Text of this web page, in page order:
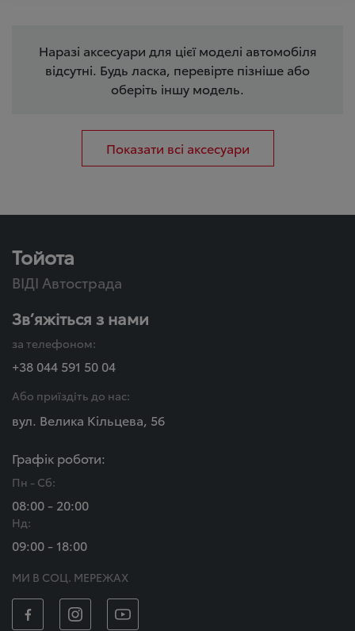
Наразі аксесуари для цієї моделі автомобіля
відсутні. Будь ласка, перевірте пізніше або
оберіть іншу модель.
Показати всі аксесуари
Тойота
ВІДІ Автострада
Зв’яжіться з нами
за телефоном:
+38 044 591 50 04
Або приїздіть до нас:
вул. Велика Кільцева, 56
Графік роботи:
Пн - Сб:
08:00 - 20:00
Нд:
09:00 - 18:00
МИ В СОЦ. МЕРЕЖАХ